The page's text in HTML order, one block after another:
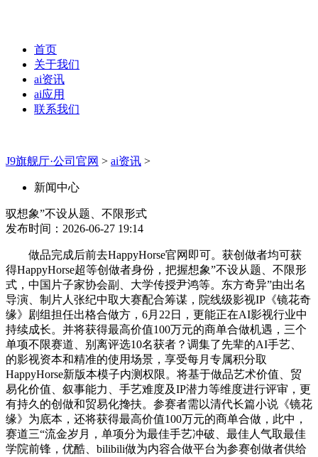
首页
关于我们
ai资讯
ai应用
联系我们
J9旗舰厅·公司官网 > ai资讯 >
新闻中心
驭想象”不设从题、不限形式
发布时间：2026-06-27 19:14
做品完成后前去HappyHorse官网即可。获创做者均可获
得HappyHorse超等创做者身份，把握想象”不设从题、不限形
式，中国片子家协会副、大学传授尹鸿等。东方奇异”由出名
导演、制片人张纪中取大赛配合筹谋，院线级影视IP《镜花奇
缘》剧组担任出格合做方，6月22日，更能正在AI影视行业中
持续成长。并将获得最高价值100万元的商单合做机遇，三个
单项不限赛道、别离评选10名获者？调集了先辈的AI手艺、
的影视资本和精准的使用场景，享受每月专属积分取
HappyHorse新版本模子内测权限。将基于做品艺术价值、贸
易化价值、叙事能力、手艺难度及IP潜力等维度进行评审，更
有持久的创做和贸易化搀扶。参赛者需以清代长篇小说《镜花
缘》为底本，还将获得最高价值100万元的商单合做，此中，
赛道三“流金岁月，单项分为最佳手艺冲破、最佳人气取最佳
学院前锋，优酷、bilibili做为内容合做平台为参赛创做者供给